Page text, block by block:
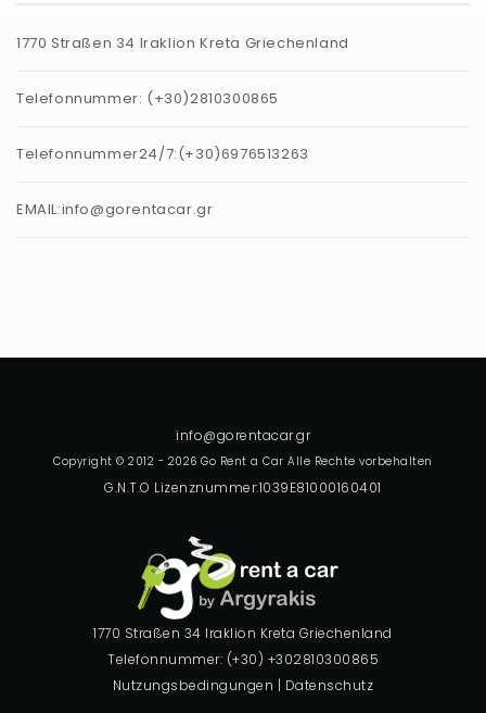
1770 Straßen 34 Iraklion Kreta Griechenland
Telefonnummer: (+30)2810300865
Telefonnummer24/7:(+30)6976513263
EMAIL:info@gorentacar.gr
Copyright © 2012 - 2026 Go Rent a Car Alle Rechte vorbehalten
G.N.T.O Lizenznummer:1039E81000160401
1770 Straßen 34 Iraklion Kreta Griechenland
Telefonnummer: (+30) +302810300865
Nutzungsbedingungen | Datenschutz